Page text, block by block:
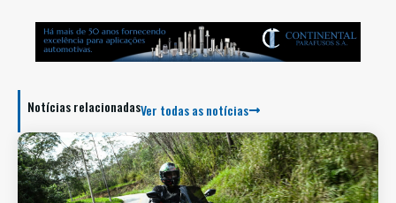
Notícias relacionadasVer todas as notícias